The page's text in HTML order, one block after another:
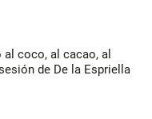
al coco, al cacao, al
de De la Espriella